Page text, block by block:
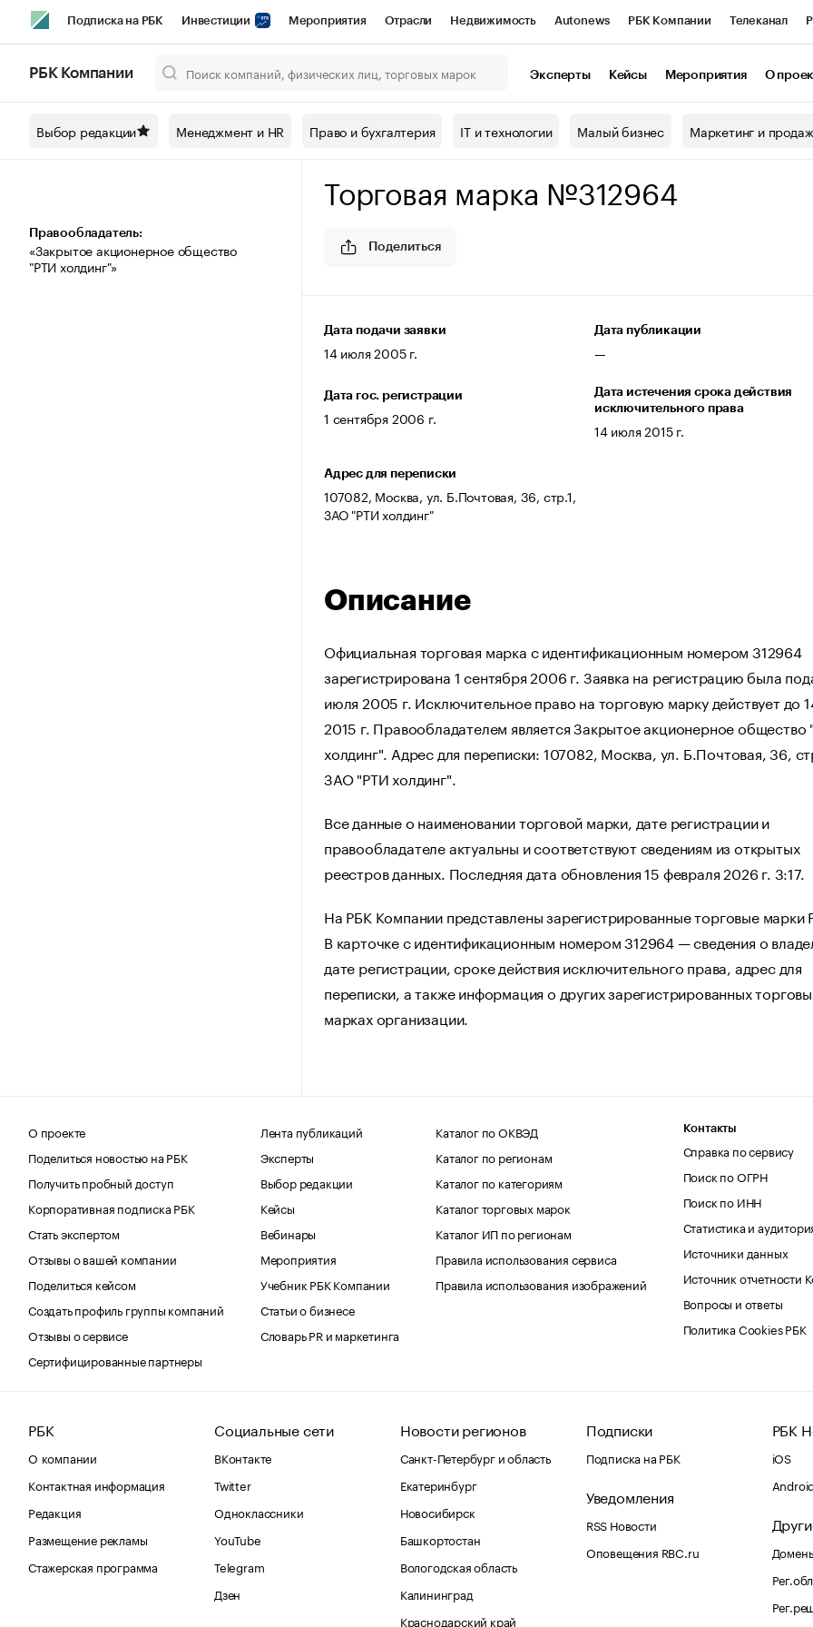
Подписка на РБК Инвестиции Мероприятия Отрасли Недвижимость Autonews РБК Компании Телеканал
Спецпроекты СПб Конференции СПб Спецпроекты Проверка контрагентов
Рынок наличной валюты
РБК Компании Эксперты Кейсы Мероприятия О
Выбор редакции Менеджмент и HR Право и бухгалтерия IT и технологии Малый бизнес Маркетинг и
Правообладатель:
«Закрытое акционерное общество
"РТИ холдинг"»
Торговая марка №312964
Поделиться
Дата подачи заявки
14 июля 2005 г.
Дата публикации
—
Дата гос. регистрации
1 сентября 2006 г.
Дата истечения срока действия
исключительного права
14 июля 2015 г.
Адрес для переписки
107082, Москва, ул. Б.Почтовая, 36, стр.1,
ЗАО "РТИ холдинг"
Описание
Официальная торговая марка с идентификационным номером 312964
зарегистрирована 1 сентября 2006 г. Заявка на регистрацию была
июля 2005 г. Исключительное право на торговую марку действует до
2015 г. Правообладателем является Закрытое акционерное общество
холдинг". Адрес для переписки: 107082, Москва, ул. Б.Почтовая, 36,
ЗАО "РТИ холдинг".
Все данные о наименовании торговой марки, дате регистрации и
правообладателе актуальны и соответствуют сведениям из открытых
реестров данных. Последняя дата обновления 15 февраля 2026 г. 3:17.
На РБК Компании представлены зарегистрированные торговые марки
В карточке с идентификационным номером 312964 — сведения о
дате регистрации, сроке действия исключительного права, адрес для
переписки, а также информация о других зарегистрированных
марках организации.
О проекте
Поделиться новостью на РБК
Получить пробный доступ
Корпоративная подписка РБК
Стать экспертом
Отзывы о вашей компании
Поделиться кейсом
Создать профиль группы компаний
Отзывы о сервисе
Сертифицированные партнеры
Лента публикаций
Эксперты
Выбор редакции
Кейсы
Вебинары
Мероприятия
Учебник РБК Компании
Статьи о бизнесе
Словарь PR и маркетинга
Каталог по ОКВЭД
Каталог по регионам
Каталог по категориям
Каталог торговых марок
Каталог ИП по регионам
Правила использования сервиса
Правила использования изображений
Контакты
Справка по сервису
Поиск по ОГРН
Поиск по ИНН
Статистика и
Источники данных
Источник отчетности
Вопросы и ответы
Политика Cookies РБК
РБК
О компании
Контактная информация
Редакция
Размещение рекламы
Стажерская программа
Социальные сети
ВКонтакте
Twitter
Одноклассники
YouTube
Telegram
Дзен
Новости регионов
Санкт-Петербург и область
Екатеринбург
Новосибирск
Башкортостан
Вологодская область
Калининград
Краснодарский край
Подписки
Подписка на РБК
Уведомления
RSS Новости
Оповещения RBC.ru
РБК
iOS